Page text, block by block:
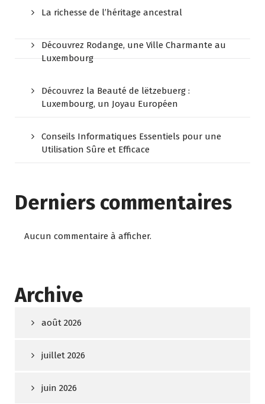
La richesse de l’héritage ancestral
Découvrez Rodange, une Ville Charmante au
Luxembourg
Découvrez la Beauté de lëtzebuerg :
Luxembourg, un Joyau Européen
Conseils Informatiques Essentiels pour une
Utilisation Sûre et Efficace
Derniers commentaires
Aucun commentaire à afficher.
Archive
août 2026
juillet 2026
juin 2026